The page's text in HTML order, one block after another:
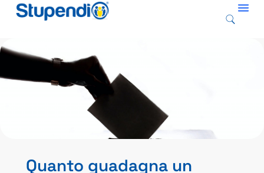
Quanto guadagna un